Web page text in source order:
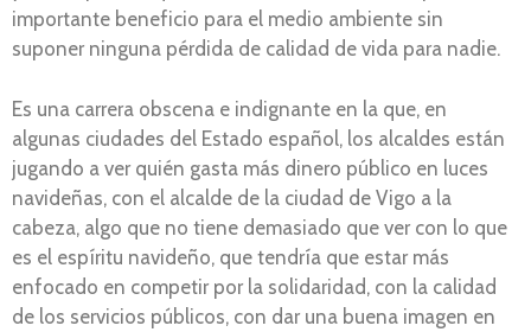
importante beneficio para el medio ambiente sin
suponer ninguna pérdida de calidad de vida para nadie.
Es una carrera obscena e indignante en la que, en
algunas ciudades del Estado español, los alcaldes están
jugando a ver quién gasta más dinero público en luces
navideñas, con el alcalde de la ciudad de Vigo a la
cabeza, algo que no tiene demasiado que ver con lo que
es el espíritu navideño, que tendría que estar más
enfocado en competir por la solidaridad, con la calidad
de los servicios públicos, con dar una buena imagen en